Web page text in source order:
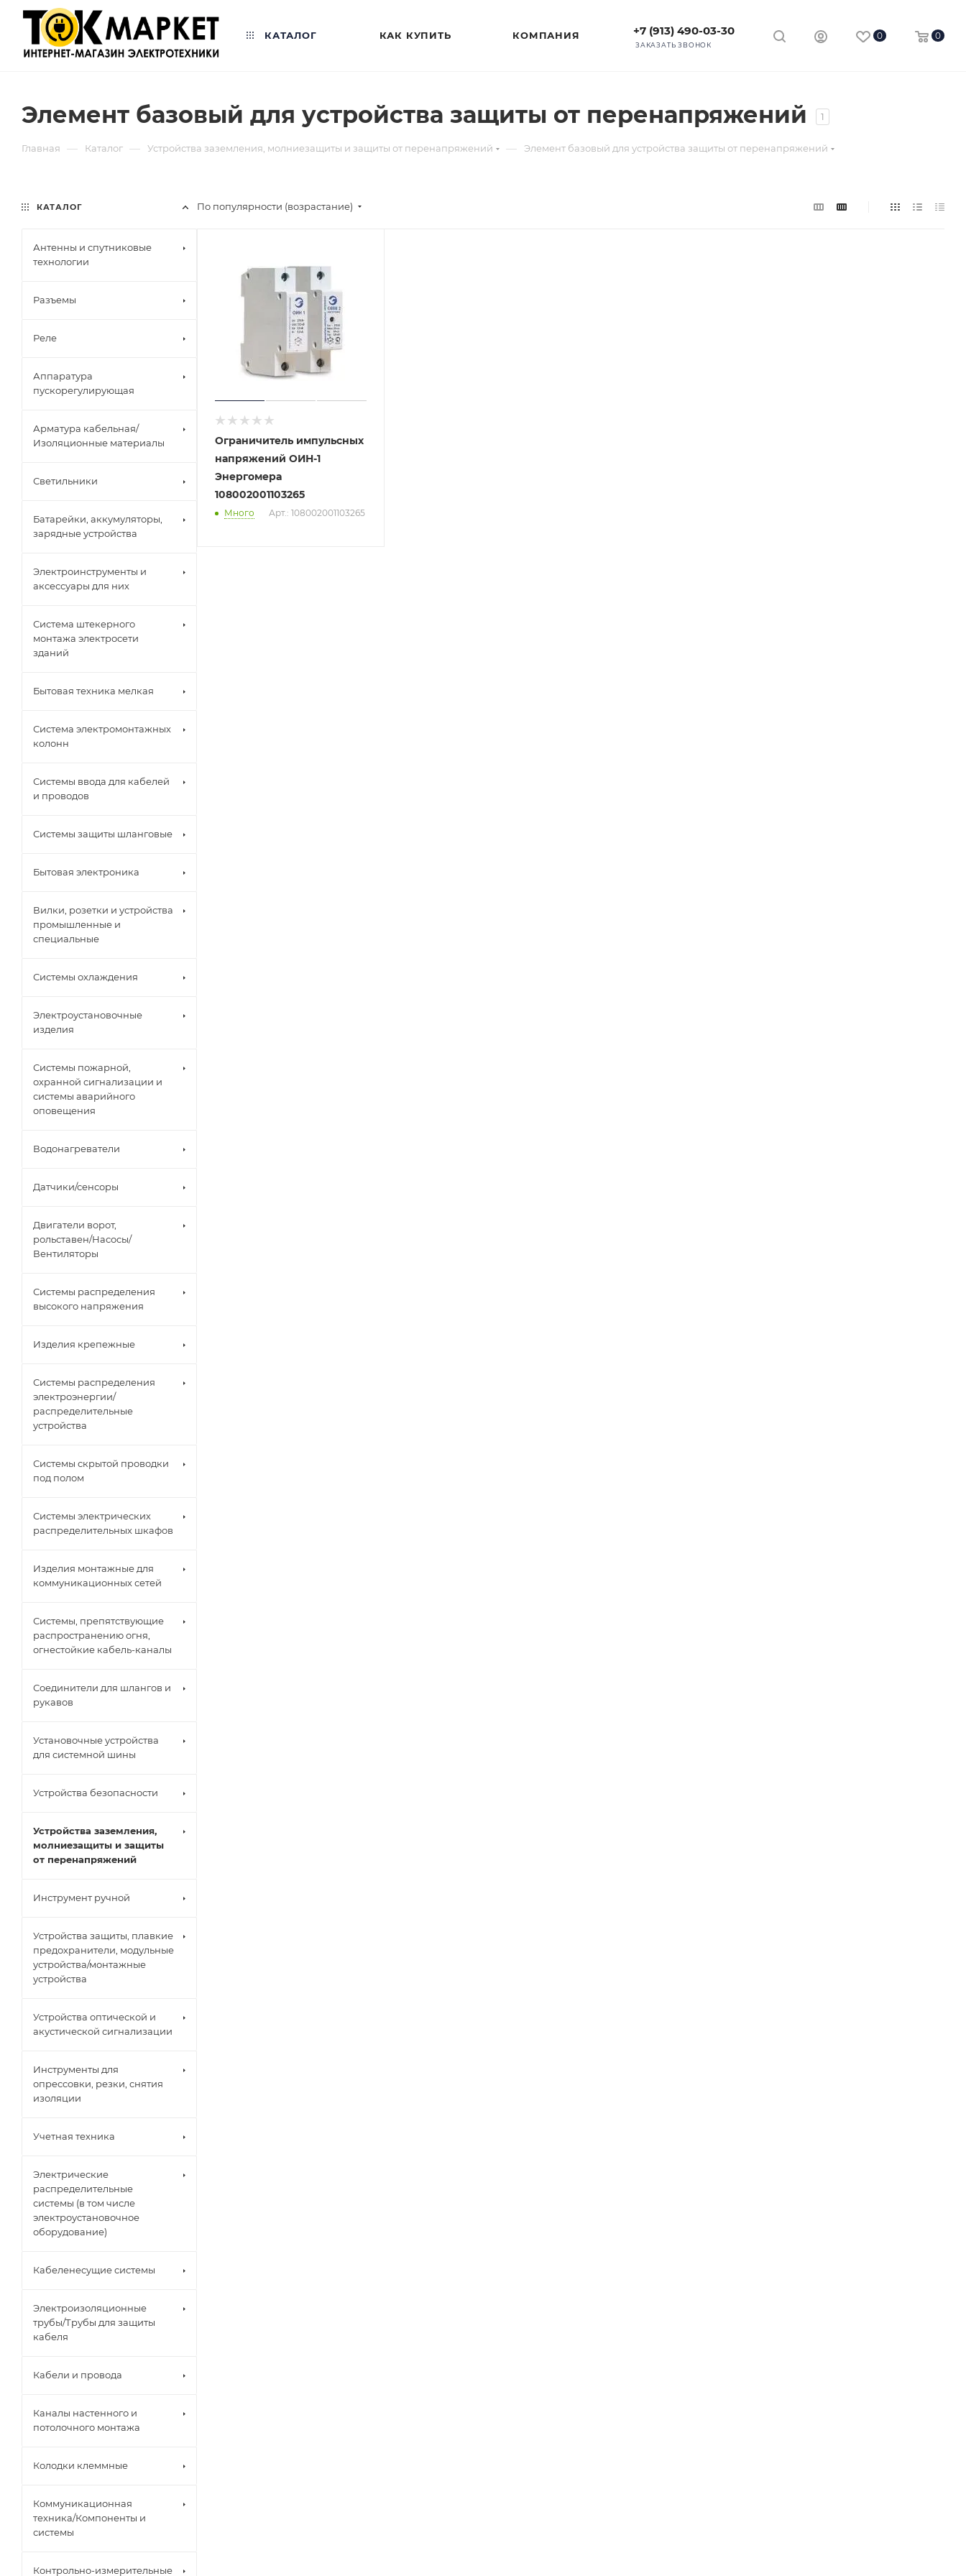
+7 (913) 490-03-30
ЗАКАЗАТЬ ЗВОНОК
0 0
КАТАЛОГ КАК КУПИТЬ КОМПАНИЯ
Элемент базовый для устройства защиты от перенапряжений 1
Главная — Каталог — Устройства заземления, молниезащиты и защиты от перенапряжений — Элемент базовый для устройства защиты от перенапряжений
По популярности (возрастание)
Ограничитель импульсных
напряжений ОИН-1
Энергомера
108002001103265
Много Арт.: 108002001103265
КАТАЛОГ
Антенны и спутниковые
технологии
Разъемы
Реле
Аппаратура
пускорегулирующая
Арматура кабельная/
Изоляционные материалы
Светильники
Батарейки, аккумуляторы,
зарядные устройства
Электроинструменты и
аксессуары для них
Система штекерного
монтажа электросети
зданий
Бытовая техника мелкая
Система электромонтажных
колонн
Системы ввода для кабелей
и проводов
Системы защиты шланговые
Бытовая электроника
Вилки, розетки и устройства
промышленные и
специальные
Системы охлаждения
Электроустановочные
изделия
Системы пожарной,
охранной сигнализации и
системы аварийного
оповещения
Водонагреватели
Датчики/сенсоры
Двигатели ворот,
рольставен/Насосы/
Вентиляторы
Системы распределения
высокого напряжения
Изделия крепежные
Системы распределения
электроэнергии/
распределительные
устройства
Системы скрытой проводки
под полом
Системы электрических
распределительных шкафов
Изделия монтажные для
коммуникационных сетей
Системы, препятствующие
распространению огня,
огнестойкие кабель-каналы
Соединители для шлангов и
рукавов
Установочные устройства
для системной шины
Устройства безопасности
Устройства заземления,
молниезащиты и защиты
от перенапряжений
Инструмент ручной
Устройства защиты, плавкие
предохранители, модульные
устройства/монтажные
устройства
Устройства оптической и
акустической сигнализации
Инструменты для
опрессовки, резки, снятия
изоляции
Учетная техника
Электрические
распределительные
системы (в том числе
электроустановочное
оборудование)
Кабеленесущие системы
Электроизоляционные
трубы/Трубы для защиты
кабеля
Кабели и провода
Каналы настенного и
потолочного монтажа
Колодки клеммные
Коммуникационная
техника/Компоненты и
системы
Контрольно-измерительные